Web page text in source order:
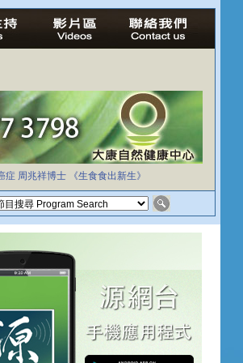
症 周兆祥博士 《生食食出新生》